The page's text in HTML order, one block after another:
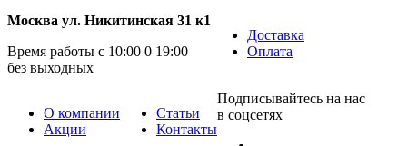
Москва ул. Никитинская 31 к1
Время работы с 10:00 0 19:00
без выходных
Доставка
Оплата
О компании
Акции
Статьи
Контакты
Подписывайтесь на нас
в соцсетях